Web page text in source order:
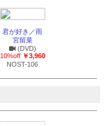
君が好き／雨
宮留菜
(DVD)
10%off ￥3,960
NOST-106